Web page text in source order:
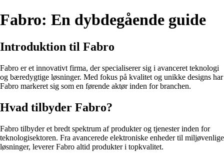
Fabro: En dybdegående guide
Introduktion til Fabro
Fabro er et innovativt firma, der specialiserer sig i avanceret teknologi
og bæredygtige løsninger. Med fokus på kvalitet og unikke designs har
Fabro markeret sig som en førende aktør inden for branchen.
Hvad tilbyder Fabro?
Fabro tilbyder et bredt spektrum af produkter og tjenester inden for
teknologisektoren. Fra avancerede elektroniske enheder til miljøvenlige
løsninger, leverer Fabro altid produkter i topkvalitet.